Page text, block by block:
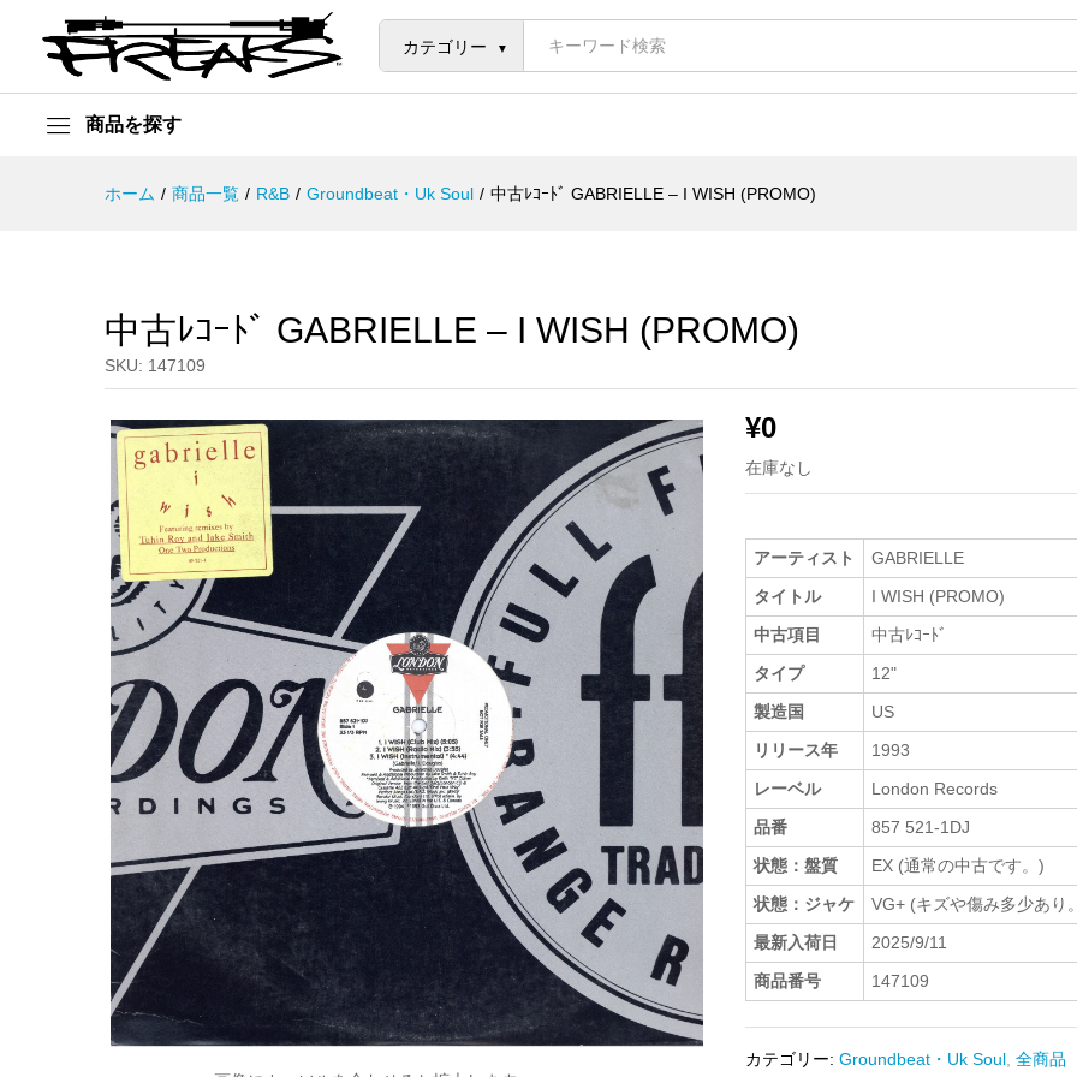
カテゴリー
商品を探す
ホーム / 商品一覧 / R&B / Groundbeat・Uk Soul / 中古ﾚｺｰﾄﾞ GABRIELLE – I WISH (PROMO)
中古ﾚｺｰﾄﾞ GABRIELLE – I WISH (PROMO)
SKU: 147109
¥0
在庫なし
アーティスト
GABRIELLE
タイトル
I WISH (PROMO)
中古項目
中古ﾚｺｰﾄﾞ
タイプ
12"
製造国
US
リリース年
1993
レーベル
London Records
品番
857 521-1DJ
状態：盤質
EX (通常の中古です。)
状態：ジャケ
VG+ (キズや傷み多少あり
最新入荷日
2025/9/11
商品番号
147109
カテゴリー:Groundbeat・Uk Soul ,全商品
中古ﾚｺｰﾄﾞ GABRIELLE - I WISH (PROMO)
説明